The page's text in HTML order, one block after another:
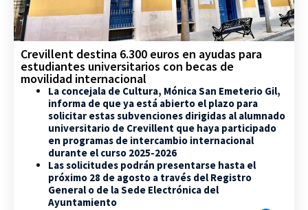
Crevillent destina 6.300 euros en ayudas para
estudiantes universitarios con becas de
movilidad internacional
La concejala de Cultura, Mónica San Emeterio Gil,
informa de que ya está abierto el plazo para
solicitar estas subvenciones dirigidas al alumnado
universitario de Crevillent que haya participado
en programas de intercambio internacional
durante el curso 2025-2026
Las solicitudes podrán presentarse hasta el
próximo 28 de agosto a través del Registro
General o de la Sede Electrónica del
Ayuntamiento